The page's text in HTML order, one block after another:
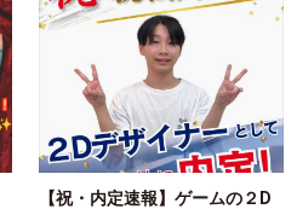
【祝・内定速報】ゲームの２D